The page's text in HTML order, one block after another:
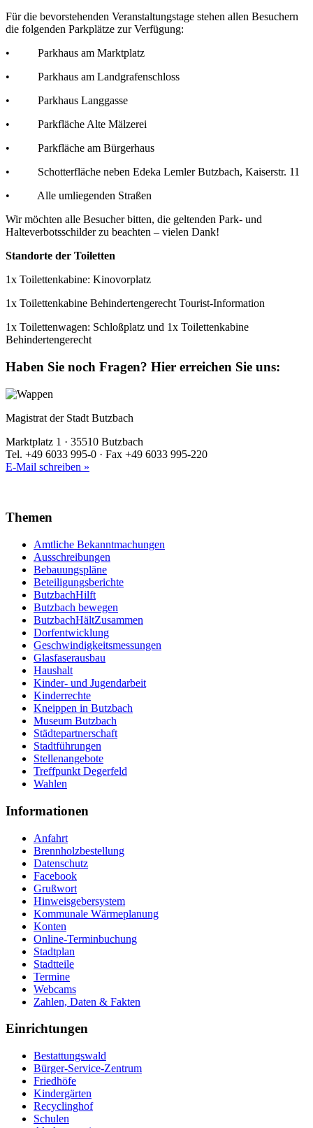
Für die bevorstehenden Veranstaltungstage stehen allen Besuchern
die folgenden Parkplätze zur Verfügung:
• Parkhaus am Marktplatz
• Parkhaus am Landgrafenschloss
• Parkhaus Langgasse
• Parkfläche Alte Mälzerei
• Parkfläche am Bürgerhaus
• Schotterfläche neben Edeka Lemler Butzbach, Kaiserstr. 11
• Alle umliegenden Straßen
Wir möchten alle Besucher bitten, die geltenden Park- und
Halteverbotsschilder zu beachten – vielen Dank!
Standorte der Toiletten
1x Toilettenkabine: Kinovorplatz
1x Toilettenkabine Behindertengerecht Tourist-Information
1x Toilettenwagen: Schloßplatz und 1x Toilettenkabine
Behindertengerecht
Haben Sie noch Fragen? Hier erreichen Sie uns:
Magistrat der Stadt Butzbach
Marktplatz 1 · 35510 Butzbach
Tel. +49 6033 995-0 · Fax +49 6033 995-220
E-Mail schreiben »
Themen
Amtliche Bekanntmachungen
Ausschreibungen
Bebauungspläne
Beteiligungsberichte
ButzbachHilft
Butzbach bewegen
ButzbachHältZusammen
Dorfentwicklung
Geschwindigkeitsmessungen
Glasfaserausbau
Haushalt
Kinder- und Jugendarbeit
Kinderrechte
Kneippen in Butzbach
Museum Butzbach
Städtepartnerschaft
Stadtführungen
Stellenangebote
Treffpunkt Degerfeld
Wahlen
Informationen
Anfahrt
Brennholzbestellung
Datenschutz
Facebook
Grußwort
Hinweisgebersystem
Kommunale Wärmeplanung
Konten
Online-Terminbuchung
Stadtplan
Stadtteile
Termine
Webcams
Zahlen, Daten & Fakten
Einrichtungen
Bestattungswald
Bürger-Service-Zentrum
Friedhöfe
Kindergärten
Recyclinghof
Schulen